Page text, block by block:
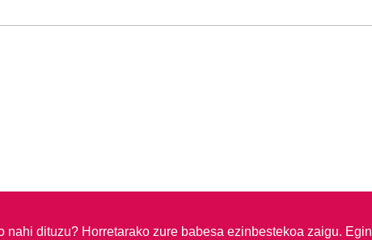
nahi dituzu? Horretarako zure babesa ezinbestekoa zaigu. Egin